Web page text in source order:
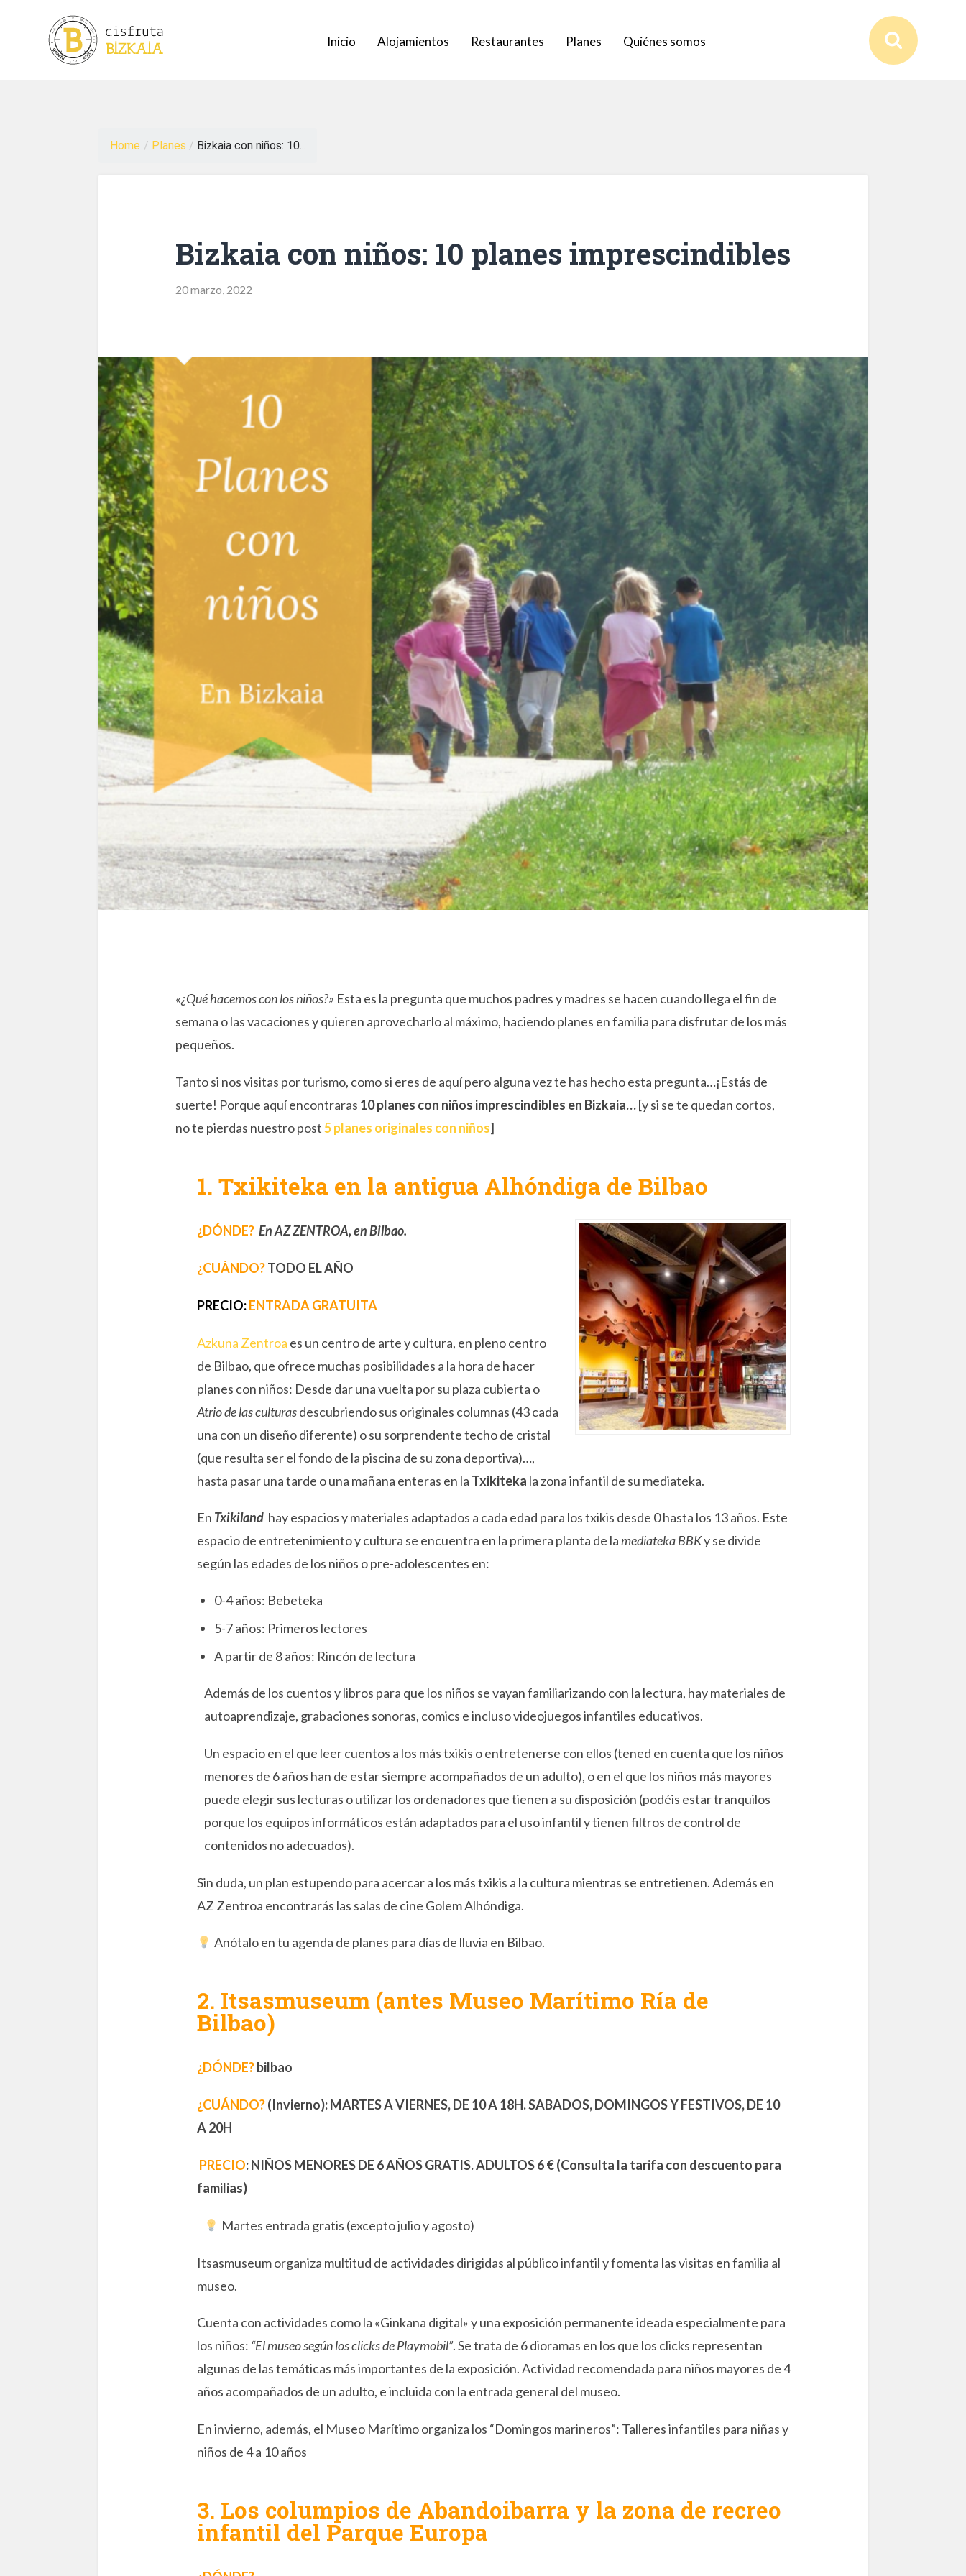
Inicio Alojamientos Restaurantes Planes Quiénes somos
Home / Planes / Bizkaia con niños: 10...
Bizkaia con niños: 10 planes imprescindibles
20 marzo, 2022
«¿Qué hacemos con los niños?» Esta es la pregunta que muchos padres y madres se hacen cuando llega el fin de
semana o las vacaciones y quieren aprovecharlo al máximo, haciendo planes en familia para disfrutar de los más
pequeños.
Tanto si nos visitas por turismo, como si eres de aquí pero alguna vez te has hecho esta pregunta…¡Estás de
suerte! Porque aquí encontraras 10 planes con niños imprescindibles en Bizkaia…[y si se te quedan cortos,
no te pierdas nuestro post5 planes originales con niños]
1. Txikiteka en la antigua Alhóndiga de Bilbao
¿DÓNDE? En AZ ZENTROA, en Bilbao.
¿CUÁNDO?TODO EL AÑO
PRECIO:ENTRADA GRATUITA
Azkuna Zentroa es un centro de arte y cultura, en pleno centro
de Bilbao, que ofrece muchas posibilidades a la hora de hacer
planes con niños: Desde dar una vuelta por su plaza cubierta o
Atrio de las culturasdescubriendo sus originales columnas (43 cada
una con un diseño diferente) o su sorprendente techo de cristal
(que resulta ser el fondo de la piscina de su zona deportiva)…,
hasta pasar una tarde o una mañana enteras en la Txikiteka la zona infantil de su mediateka.
En Txikiland hay espacios y materiales adaptados a cada edad para los txikis desde 0 hasta los 13 años. Este
espacio de entretenimiento y cultura se encuentra en la primera planta de lamediateka BBKy se divide
según las edades de los niños o pre-adolescentes en:
0-4 años: Bebeteka
5-7 años: Primeros lectores
A partir de 8 años: Rincón de lectura
Además de los cuentos y libros para que los niños se vayan familiarizando con la lectura, hay materiales de
autoaprendizaje, grabaciones sonoras, comics e incluso videojuegos infantiles educativos.
Un espacio en el que leer cuentos a los más txikis o entretenerse con ellos (tened en cuenta que los niños
menores de 6 años han de estar siempre acompañados de un adulto), o en el que los niños más mayores
puede elegir sus lecturas o utilizar los ordenadores que tienen a su disposición (podéis estar tranquilos
porque los equipos informáticos están adaptados para el uso infantil y tienen filtros de control de
contenidos no adecuados).
Sin duda, un plan estupendo para acercar a los más txikis a la cultura mientras se entretienen. Además en
AZ Zentroa encontrarás las salas de cine Golem Alhóndiga.
Anótalo en tu agenda de planes para días de lluvia en Bilbao.
2. Itsasmuseum (antes Museo Marítimo Ría de
Bilbao)
¿DÓNDE?bilbao
¿CUÁNDO?(Invierno):MARTES A VIERNES, DE 10 A 18H. SABADOS, DOMINGOS Y FESTIVOS, DE 10
A 20H
PRECIO:NIÑOS MENORES DE 6 AÑOS GRATIS. ADULTOS 6 € (Consulta la tarifa con descuento para
familias)
Martes entrada gratis (excepto julio y agosto)
Itsasmuseum organiza multitud de actividades dirigidas al público infantil y fomenta las visitas en familia al
museo.
Cuenta con actividades como la «Ginkana digital» y una exposición permanente ideada especialmente para
los niños: “El museo según los clicks de Playmobil”. Se trata de 6 dioramas en los que los clicks representan
algunas de las temáticas más importantes de la exposición. Actividad recomendada para niños mayores de 4
años acompañados de un adulto, e incluida con la entrada general del museo.
En invierno, además, el Museo Marítimo organiza los “Domingos marineros”: Talleres infantiles para niñas y
niños de 4 a 10 años
3. Los columpios de Abandoibarra y la zona de recreo
infantil del Parque Europa